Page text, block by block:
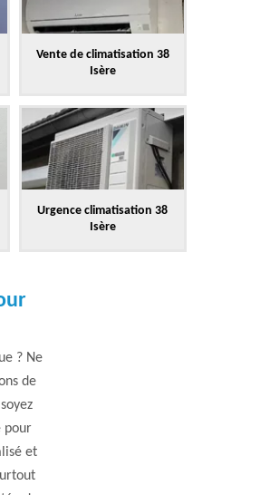
Vente de climatisation 38
Isère
Urgence climatisation 38
Isère
? Ne
de
pour
et